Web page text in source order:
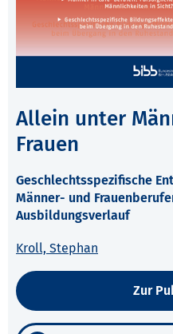
Allein unter
Frauen
Geschlechtsspezifische
Männer- und
Ausbildungsverlauf
Kroll, Stephan
Zur